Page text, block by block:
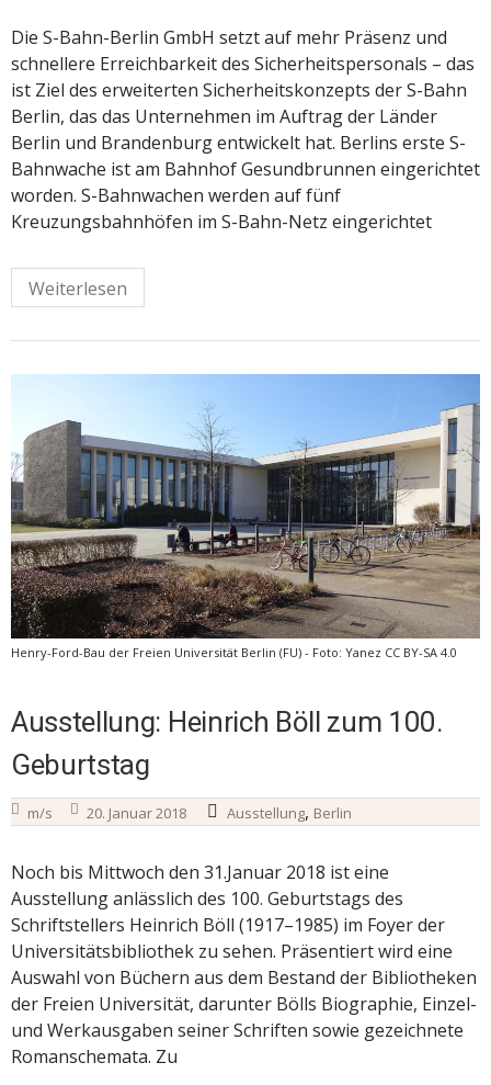
Die S-Bahn-Berlin GmbH setzt auf mehr Präsenz und
schnellere Erreichbarkeit des Sicherheitspersonals – das
ist Ziel des erweiterten Sicherheitskonzepts der S-Bahn
Berlin, das das Unternehmen im Auftrag der Länder
Berlin und Brandenburg entwickelt hat. Berlins erste S-
Bahnwache ist am Bahnhof Gesundbrunnen eingerichtet
worden. S-Bahnwachen werden auf fünf
Kreuzungsbahnhöfen im S-Bahn-Netz eingerichtet
Weiterlesen
Henry-Ford-Bau der Freien Universität Berlin (FU) - Foto: Yanez CC BY-SA 4.0
Ausstellung: Heinrich Böll zum 100.
Geburtstag
m/s 20. Januar 2018 Ausstellung, Berlin
Noch bis Mittwoch den 31.Januar 2018 ist eine
Ausstellung anlässlich des 100. Geburtstags des
Schriftstellers Heinrich Böll (1917–1985) im Foyer der
Universitätsbibliothek zu sehen. Präsentiert wird eine
Auswahl von Büchern aus dem Bestand der Bibliotheken
der Freien Universität, darunter Bölls Biographie, Einzel-
und Werkausgaben seiner Schriften sowie gezeichnete
Romanschemata. Zu